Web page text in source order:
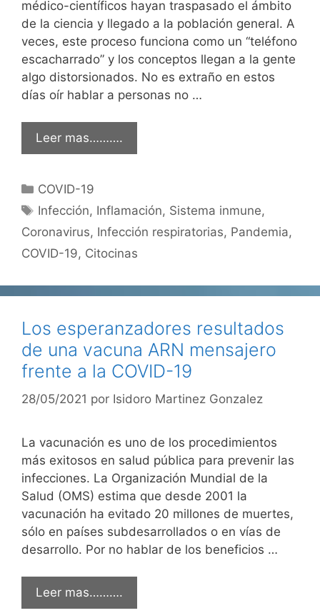
médico-científicos hayan traspasado el ámbito
de la ciencia y llegado a la población general. A
veces, este proceso funciona como un “teléfono
escacharrado” y los conceptos llegan a la gente
algo distorsionados. No es extraño en estos
días oír hablar a personas no …
Leer mas……….
Categorías
COVID-19
Etiquetas
Infección, Inflamación, Sistema inmune,
Coronavirus, Infección respiratorias, Pandemia,
COVID-19, Citocinas
Los esperanzadores resultados
de una vacuna ARN mensajero
frente a la COVID-19
28/05/2021 por Isidoro Martinez Gonzalez
La vacunación es uno de los procedimientos
más exitosos en salud pública para prevenir las
infecciones. La Organización Mundial de la
Salud (OMS) estima que desde 2001 la
vacunación ha evitado 20 millones de muertes,
sólo en países subdesarrollados o en vías de
desarrollo. Por no hablar de los beneficios …
Leer mas……….